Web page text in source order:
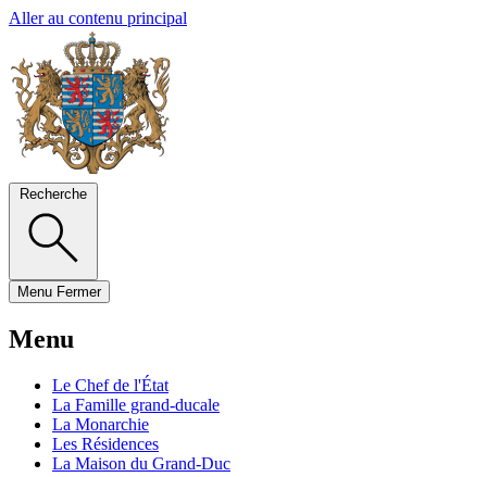
Aller au contenu principal
Recherche
Menu Fermer
Menu
Le Chef de l'État
La Famille grand-ducale
La Monarchie
Les Résidences
La Maison du Grand-Duc